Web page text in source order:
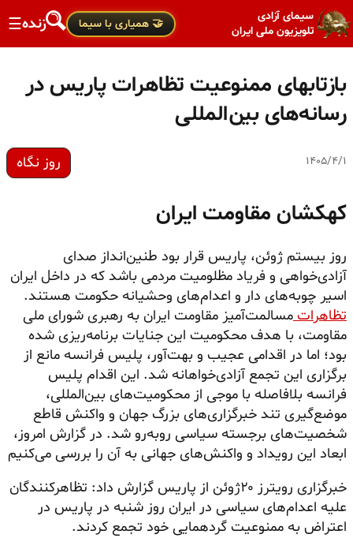
سیمای آزادی
تلویزیون ملی ایران
🤝 همیاری با سیما زنده☰
بازتابهای ممنوعیت تظاهرات پاریس در
رسانه‌های بین‌المللی
۱۴۰۵/۴/۱ روز نگاه
کهکشان مقاومت ایران
روز بیستم ژوئن، پاریس قرار بود طنین‌انداز صدای
آزادی‌خواهی و فریاد مظلومیت مردمی باشد که در داخل ایران
اسیر چوبه‌های دار و اعدام‌های وحشیانه حکومت هستند.
تظاهراتمسالمت‌آمیز مقاومت ایران به رهبری شورای ملی
مقاومت، با هدف محکومیت این جنایات برنامه‌ریزی شده
بود؛ اما در اقدامی عجیب و بهت‌آور، پلیس فرانسه مانع از
برگزاری این تجمع آزادی‌خواهانه شد. این اقدام پلیس
فرانسه بلافاصله با موجی از محکومیت‌های بین‌المللی،
موضع‌گیری تند خبرگزاری‌های بزرگ جهان و واکنش قاطع
شخصیت‌های برجسته سیاسی روبه‌رو شد. در گزارش امروز،
ابعاد این رویداد و واکنش‌های جهانی به آن را بررسی می‌کنیم
خبرگزاری رویترز ۲۰ژوئن از پاریس گزارش داد:‌ تظاهرکنندگان
علیه اعدام‌های سیاسی در ایران روز شنبه در پاریس در
اعتراض به ممنوعیت گردهمایی خود تجمع کردند.